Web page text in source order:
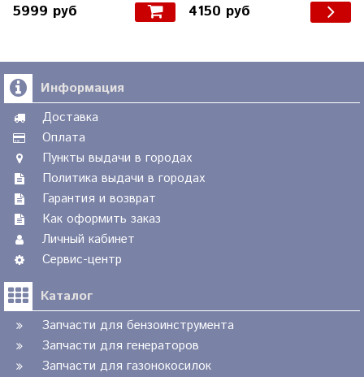
5999 руб 4150 руб
Информация
Доставка
Оплата
Пункты выдачи в городах
Политика выдачи в городах
Гарантия и возврат
Как оформить заказ
Личный кабинет
Сервис-центр
Каталог
Запчасти для бензоинструмента
Запчасти для генераторов
Запчасти для газонокосилок